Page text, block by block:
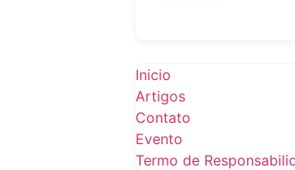
Inicio
Artigos
Contato
Evento
Termo de